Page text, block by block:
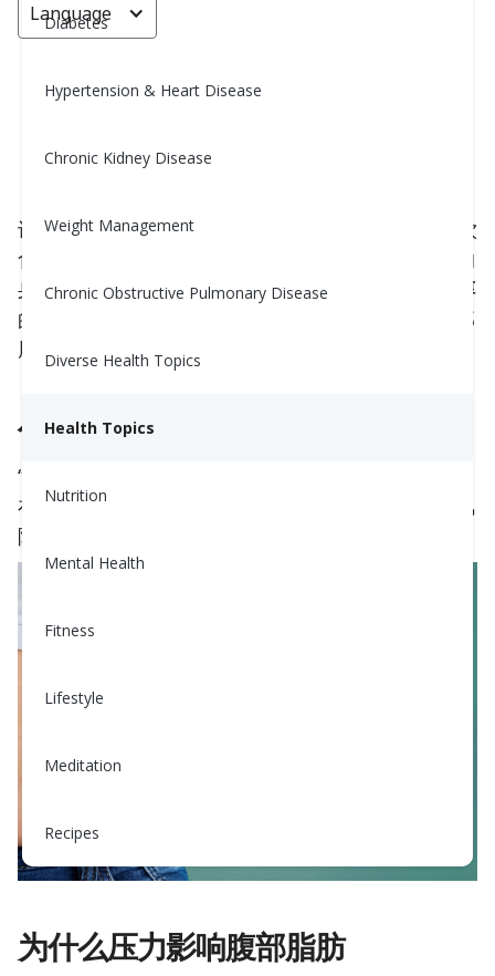
Diabetes
Hypertension & Heart Disease
Chronic Kidney Disease
Weight Management
Chronic Obstructive Pulmonary Disease
Diverse Health Topics
Health Topics
Nutrition
Mental Health
Fitness
Lifestyle
Meditation
Recipes
Language
什么是“皮质醇腹”？如何摆脱它？
Yiwen Lu, MS, RD
许多人注意到腹部脂肪是最难减掉的——即使他们饮
食更健康或
更多。一个原因可能是压力。当你的
身体长时间处于压力状态时，会产生一种叫做
皮质醇
的激素，而高水平的皮质醇会使脂肪聚集在你的腹部
周围。
什么是皮质醇肚子?
“皮质醇肚子”是指压力激素导致体重增加——尤其是
在腰部。与其他部位的脂肪不同，腹部脂肪与健康风
险相关性更强，如糖尿病、高血压和心脏病。
为什么压力影响腹部脂肪